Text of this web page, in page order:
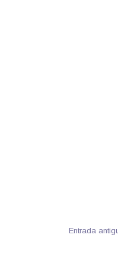
Entrada